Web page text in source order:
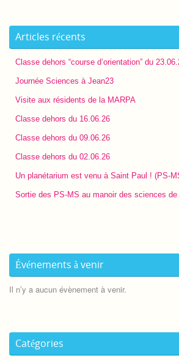
Articles récents
Classe dehors “course d’orientation” du
Journée Sciences à Jean23
Visite aux résidents de la MARPA
Classe dehors du 16.06.26
Classe dehors du 09.06.26
Classe dehors du 02.06.26
Un planétarium est venu à Saint Paul ! (PS-
Sortie des PS-MS au manoir des sciences de
Événements à venir
Il n’y a aucun évènement à venir.
Catégories